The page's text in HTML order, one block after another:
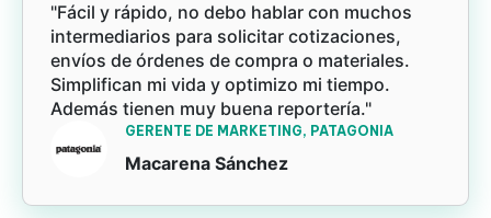
"Fácil y rápido, no debo hablar con muchos
intermediarios para solicitar cotizaciones,
envíos de órdenes de compra o materiales.
Simplifican mi vida y optimizo mi tiempo.
Además tienen muy buena reportería."
GERENTE DE MARKETING, PATAGONIA
Macarena Sánchez